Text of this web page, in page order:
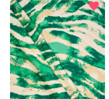
favorite